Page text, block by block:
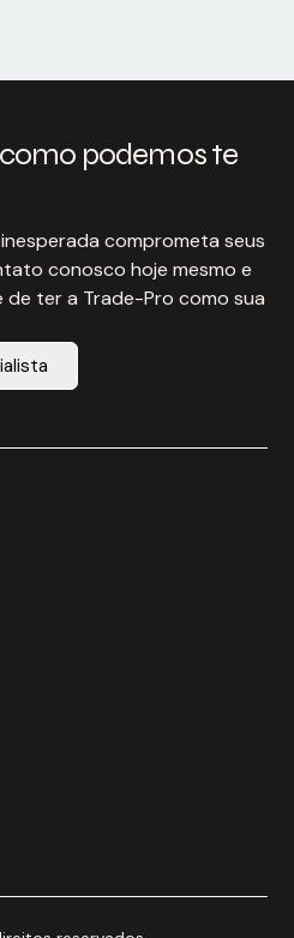
podemos te
comprometa seus
conosco hoje mesmo e
ter a Trade-Pro como sua